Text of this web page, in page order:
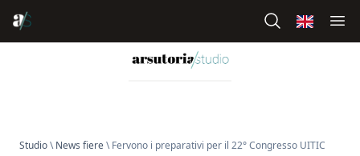
Studio\News fiere\ Fervono i preparativi per il 22° Congresso UITIC